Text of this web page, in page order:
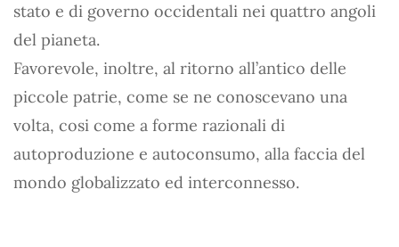
stato e di governo occidentali nei quattro angoli
del pianeta.
Favorevole, inoltre, al ritorno all’antico delle
piccole patrie, come se ne conoscevano una
volta, cosi come a forme razionali di
autoproduzione e autoconsumo, alla faccia del
mondo globalizzato ed interconnesso.